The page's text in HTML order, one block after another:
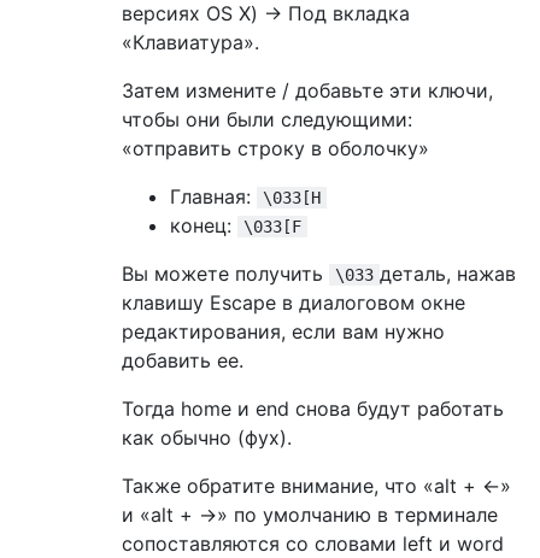
версиях OS X) → Под вкладка
«Клавиатура».
Затем измените / добавьте эти ключи,
чтобы они были следующими:
«отправить строку в оболочку»
Главная:
\033[H
конец: \033[F
Вы можете получить \033 деталь, нажав
клавишу Escape в диалоговом окне
редактирования, если вам нужно
добавить ее.
Тогда home и end снова будут работать
как обычно (фух).
Также обратите внимание, что «alt + ←»
и «alt + →» по умолчанию в терминале
сопоставляются со словами left и word